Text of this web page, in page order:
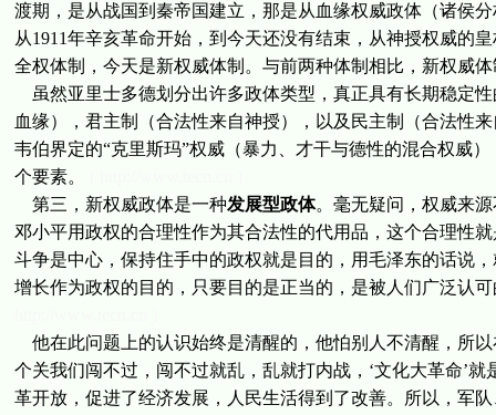
渡期，是从战国到秦帝国建立，那是从血缘权威政体（诸侯
从1911年辛亥革命开始，到今天还没有结束，从神授权威的
全权体制，今天是新权威体制。与前两种体制相比，新权威
虽然亚里士多德划分出许多政体类型，真正具有长期稳定
血缘），君主制（合法性来自神授），以及民主制（合法性
韦伯界定的“克里斯玛”权威（暴力、才干与德性的混合权威
个要素。
第三，新权威政体是一种发展型政体。毫无疑问，权威来
邓小平用政权的合理性作为其合法性的代用品，这个合理性
斗争是中心，保持住手中的政权就是目的，用毛泽东的话说
增长作为政权的目的，只要目的是正当的，是被人们广泛认
他在此问题上的认识始终是清醒的，他怕别人不清醒，所以
个关我们闯不过，闯不过就乱，乱就打内战，‘文化大革命’
革开放，促进了经济发展，人民生活得到了改善。所以，军